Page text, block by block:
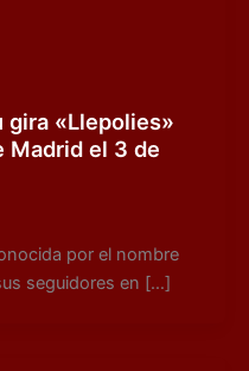
gira «Llepolies»
Madrid el 3 de
por el nombre
seguidores en […]